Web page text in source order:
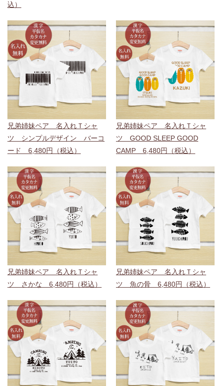
込）
兄弟姉妹ペア 名入れＴシャ
ツ シンプルデザイン バーコ
ード 6,480円（税込）
兄弟姉妹ペア 名入れＴシャ
ツ GOOD SLEEP GOOD
CAMP 6,480円（税込）
兄弟姉妹ペア 名入れＴシャ
ツ さかな 6,480円（税込）
兄弟姉妹ペア 名入れＴシャ
ツ 魚の骨 6,480円（税込）